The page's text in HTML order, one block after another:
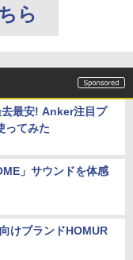
ら
最安! Anker注目プ
ってみた
」サウンドを体感
けブランドHOMUR